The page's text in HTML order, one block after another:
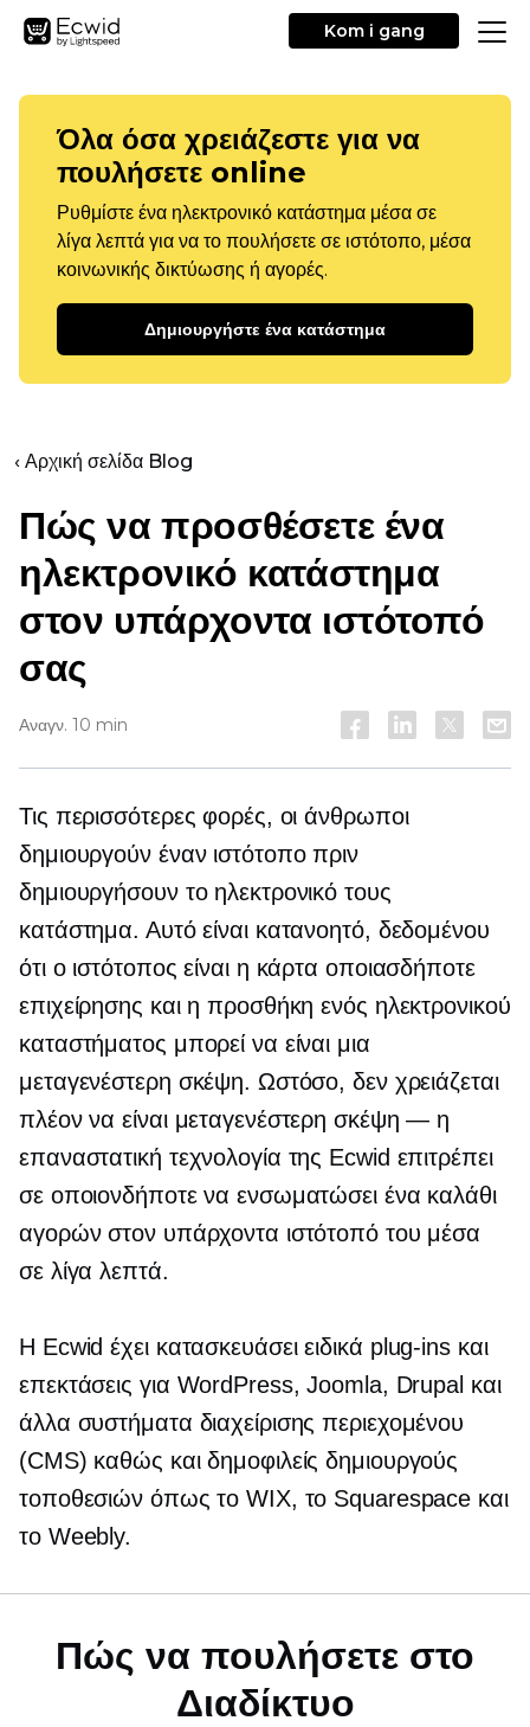
Kom i gang
Όλα όσα χρειάζεστε για να
πουλήσετε online
Ρυθμίστε ένα ηλεκτρονικό κατάστημα μέσα σε
λίγα λεπτά για να το πουλήσετε σε ιστότοπο, μέσα
κοινωνικής δικτύωσης ή αγορές.
Δημιουργήστε ένα κατάστημα
‹ Αρχική σελίδα Blog
Πώς να προσθέσετε ένα
ηλεκτρονικό κατάστημα
στον υπάρχοντα ιστότοπό
σας
Αναγν. 10 min
Τις περισσότερες φορές, οι άνθρωποι
δημιουργούν έναν ιστότοπο πριν
δημιουργήσουν το ηλεκτρονικό τους
κατάστημα. Αυτό είναι κατανοητό, δεδομένου
ότι ο ιστότοπος είναι η κάρτα οποιασδήποτε
επιχείρησης και η προσθήκη ενός ηλεκτρονικού
καταστήματος μπορεί να είναι μια
μεταγενέστερη σκέψη. Ωστόσο, δεν χρειάζεται
πλέον να είναι μεταγενέστερη σκέψη — η
επαναστατική τεχνολογία της Ecwid επιτρέπει
σε οποιονδήποτε να ενσωματώσει ένα καλάθι
αγορών στον υπάρχοντα ιστότοπό του μέσα
σε λίγα λεπτά.
Η Ecwid έχει κατασκευάσει ειδικά plug-insκαι
επεκτάσεις για WordPress, Joomla, Drupal και
άλλα συστήματα διαχείρισης περιεχομένου
(CMS) καθώς και δημοφιλείς δημιουργούς
τοποθεσιών όπως το WIX, το Squarespace και
το Weebly.
Πώς να πουλήσετε στο
Διαδίκτυο